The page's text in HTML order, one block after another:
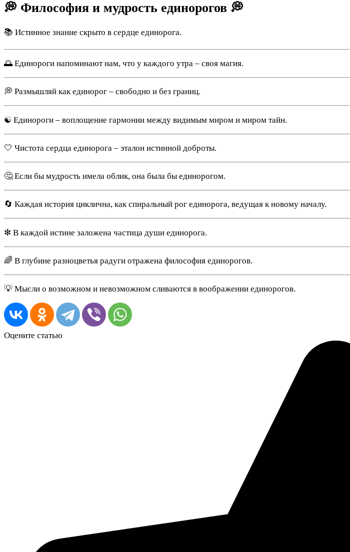
💭 Философия и мудрость единорогов 💭
📚 Истинное знание скрыто в сердце единорога.
🌅 Единороги напоминают нам, что у каждого утра – своя магия.
💭 Размышляй как единорог – свободно и без границ.
☯ Единороги – воплощение гармонии между видимым миром и миром тайн.
🤍 Чистота сердца единорога – эталон истинной доброты.
🤔 Если бы мудрость имела облик, она была бы единорогом.
🔄 Каждая история циклична, как спиральный рог единорога, ведущая к новому началу.
❇ В каждой истине заложена частица души единорога.
🌈 В глубине разноцветья радуги отражена философия единорогов.
💡 Мысли о возможном и невозможном сливаются в воображении единорогов.
Оцените статью